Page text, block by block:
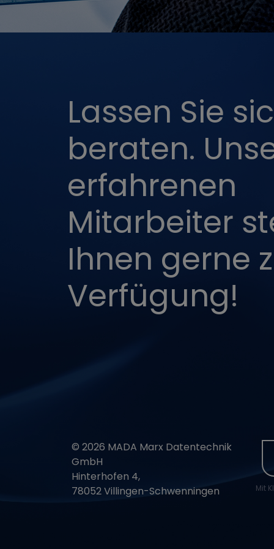
Name
OGPC
YSC
SOCS
PREF
NID
Lassen Sie
beraten.
erfahrenen
Mitarbeiter
Ihnen gerne
Verfügung!
© 2026 MADA Marx Datentechnik
GmbH
Hinterhofen 4,
78052 Villingen-Schwenningen
Mit